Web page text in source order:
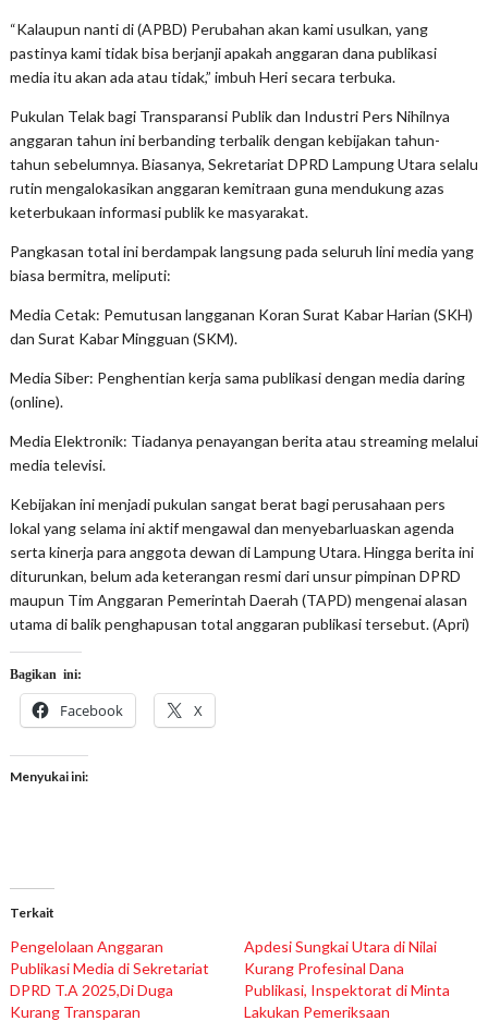
“Kalaupun nanti di (APBD) Perubahan akan kami usulkan, yang
pastinya kami tidak bisa berjanji apakah anggaran dana publikasi
media itu akan ada atau tidak,” imbuh Heri secara terbuka.
Pukulan Telak bagi Transparansi Publik dan Industri Pers Nihilnya
anggaran tahun ini berbanding terbalik dengan kebijakan tahun-
tahun sebelumnya. Biasanya, Sekretariat DPRD Lampung Utara selalu
rutin mengalokasikan anggaran kemitraan guna mendukung azas
keterbukaan informasi publik ke masyarakat.
Pangkasan total ini berdampak langsung pada seluruh lini media yang
biasa bermitra, meliputi:
Media Cetak: Pemutusan langganan Koran Surat Kabar Harian (SKH)
dan Surat Kabar Mingguan (SKM).
Media Siber: Penghentian kerja sama publikasi dengan media daring
(online).
Media Elektronik: Tiadanya penayangan berita atau streaming melalui
media televisi.
Kebijakan ini menjadi pukulan sangat berat bagi perusahaan pers
lokal yang selama ini aktif mengawal dan menyebarluaskan agenda
serta kinerja para anggota dewan di Lampung Utara. Hingga berita ini
diturunkan, belum ada keterangan resmi dari unsur pimpinan DPRD
maupun Tim Anggaran Pemerintah Daerah (TAPD) mengenai alasan
utama di balik penghapusan total anggaran publikasi tersebut. (Apri)
Bagikan ini:
Facebook X
Menyukai ini:
Terkait
Pengelolaan Anggaran
Publikasi Media di Sekretariat
DPRD T.A 2025,Di Duga
Kurang Transparan
Apdesi Sungkai Utara di Nilai
Kurang Profesinal Dana
Publikasi, Inspektorat di Minta
Lakukan Pemeriksaan